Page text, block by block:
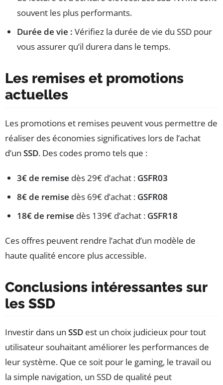
souvent les plus performants.
Durée de vie : Vérifiez la durée de vie du SSD pour
vous assurer qu’il durera dans le temps.
Les remises et promotions
actuelles
Les promotions et remises peuvent vous permettre de
réaliser des économies significatives lors de l’achat
d’un SSD. Des codes promo tels que :
3€ de remise dès 29€ d’achat : GSFR03
8€ de remise dès 69€ d’achat : GSFR08
18€ de remise dès 139€ d’achat : GSFR18
Ces offres peuvent rendre l’achat d’un modèle de
haute qualité encore plus accessible.
Conclusions intéressantes sur
les SSD
Investir dans un SSD est un choix judicieux pour tout
utilisateur souhaitant améliorer les performances de
leur système. Que ce soit pour le gaming, le travail ou
la simple navigation, un SSD de qualité peut